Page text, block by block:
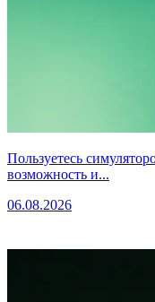
Пользуетесь
возможность и...
06.08.2026